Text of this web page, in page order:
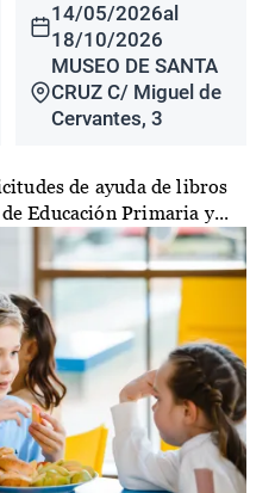
14/05/2026al
18/10/2026
MUSEO DE SANTA
CRUZ C/ Miguel de
Cervantes, 3
de ayuda de libros
Educación Primaria y...